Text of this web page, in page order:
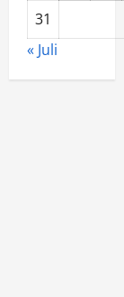
31
« Juli